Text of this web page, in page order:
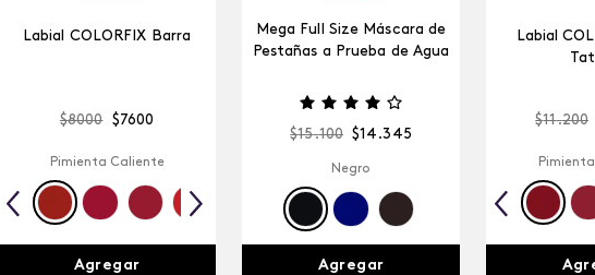
Labial COLORFIX Barra
$8000 $7600
Pimienta Caliente
Agregar
Mega Full Size Máscara de
Pestañas a Prueba de Agua
$15.100 $14 .345
Negro
Agregar
Labial
$11.200